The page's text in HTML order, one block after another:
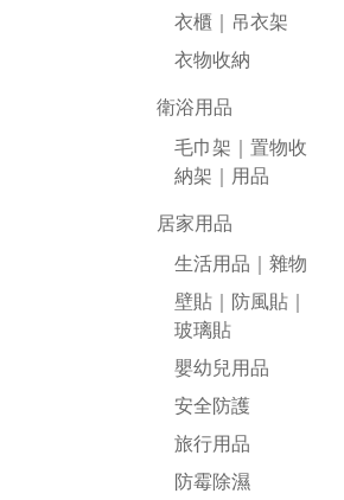
衣櫃｜吊衣架
衣物收納
衛浴用品
毛巾架｜置物收
納架｜用品
居家用品
生活用品｜雜物
壁貼｜防風貼｜
玻璃貼
嬰幼兒用品
安全防護
旅行用品
防霉除濕